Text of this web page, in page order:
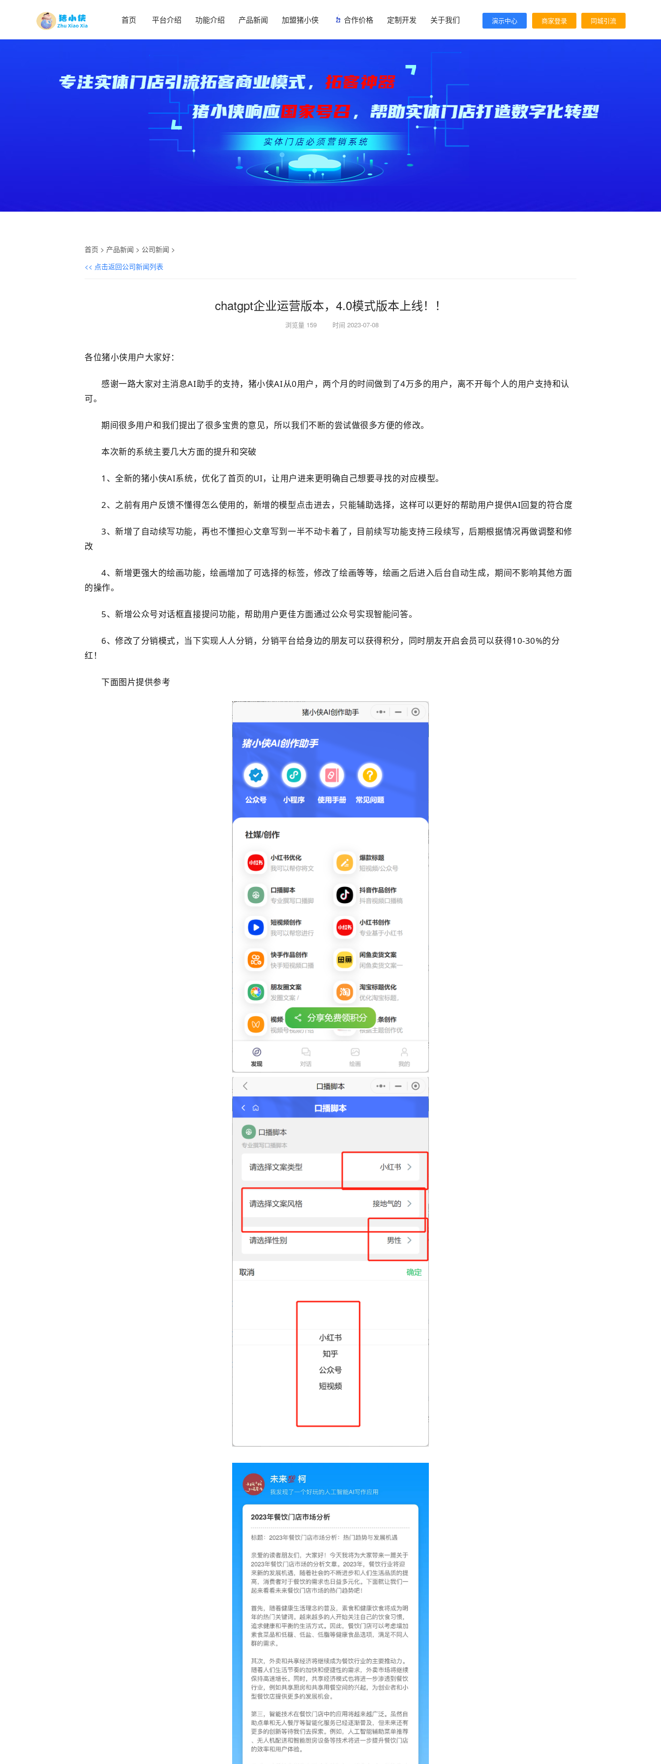
首页 平台介绍 功能介绍 产品新闻 加盟猪小侠 合作价格 定制开发 关于我们 演示中心 商家登录 同城引流
首页 > 产品新闻 > 公司新闻 >
<< 点击返回公司新闻列表
chatgpt企业运营版本，4.0模式版本上线！！
浏览量 159 时间 2023-07-08
各位猪小侠用户大家好：
感谢一路大家对主消息AI助手的支持，猪小侠AI从0用户，两个月的时间做到了4万多的用户，离不开每个人的用户支持和认
可。
期间很多用户和我们提出了很多宝贵的意见，所以我们不断的尝试做很多方便的修改。
本次新的系统主要几大方面的提升和突破
1、全新的猪小侠AI系统，优化了首页的UI，让用户进来更明确自己想要寻找的对应模型。
2、之前有用户反馈不懂得怎么使用的，新增的模型点击进去，只能辅助选择，这样可以更好的帮助用户提供AI回复的符合度
3、新增了自动续写功能，再也不懂担心文章写到一半不动卡着了，目前续写功能支持三段续写，后期根据情况再做调整和修
改
4、新增更强大的绘画功能，绘画增加了可选择的标签，修改了绘画等等，绘画之后进入后台自动生成，期间不影响其他方面
的操作。
5、新增公众号对话框直接提问功能，帮助用户更佳方面通过公众号实现智能问答。
6、修改了分销模式，当下实现人人分销，分销平台给身边的朋友可以获得积分，同时朋友开启会员可以获得10-30%的分
红！
下面图片提供参考